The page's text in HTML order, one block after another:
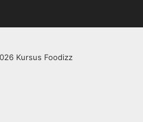
Kursus Foodizz